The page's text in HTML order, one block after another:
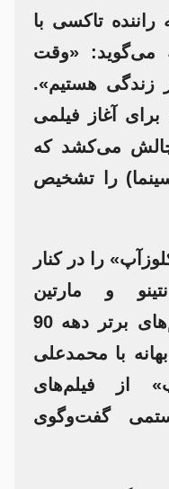
راننده تاکسی با
می‌گوید: «وقت
زندگی هستیم».
آغاز فیلمی
می‌کشد که
را تشخیص
را در کنار
و مارتین
اسکورسیزی در صدر فیلم‌های برتر دهه 90
با محمدعلی
از فیلم‌های
گفت‌وگوی